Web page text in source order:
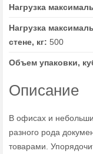
Нагрузка
Нагрузка
стене, кг: 500
Объем упаковки,
Описание
В офисах и
разного рода
товарами.